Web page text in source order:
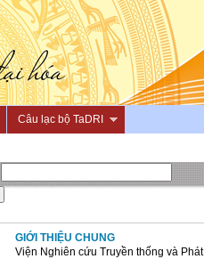
Câu lạc bộ TaDRI
GIỚI THIỆU CHUNG
Viện Nghiên cứu Truyền thống và Phát